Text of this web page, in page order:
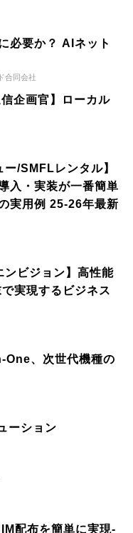
必要か？ AIネット
合同会社
企画官】ローカル
ー/SMFLレンタル】
入・実装が一番簡単
実用例 25-26年最新
ンビジョン】高性能
実現するビジネス
One、次世代機種の
ーション
配布を簡単に実現-